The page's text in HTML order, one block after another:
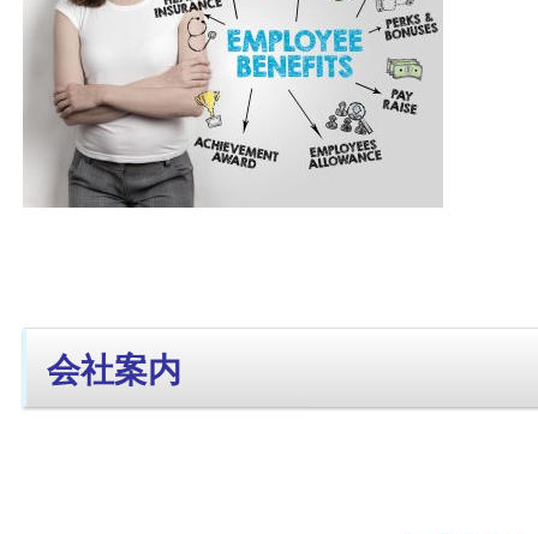
会社案内